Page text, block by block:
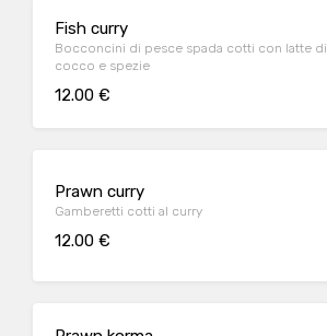
Fish curry
Bocconcini di pesce spada cotti con latte di
cocco e spezie
12.00 €
Prawn curry
Gamberetti cotti al curry
12.00 €